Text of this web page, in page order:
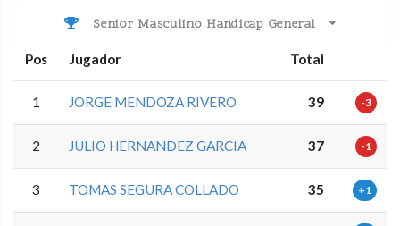
Senior Masculino Handicap General
Pos Jugador Total
1 JORGE MENDOZA RIVERO 39 -3
2 JULIO HERNANDEZ GARCIA 37 -1
3 TOMAS SEGURA COLLADO 35 +1